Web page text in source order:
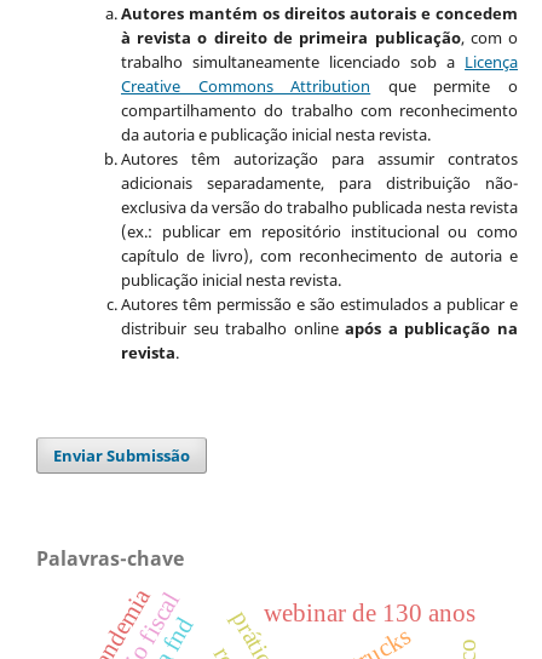
Autores mantém os direitos autorais e concedem
à revista o direito de primeira publicação, com o
trabalho simultaneamente licenciado sob a Licença
Creative Commons Attribution que permite o
compartilhamento do trabalho com reconhecimento
da autoria e publicação inicial nesta revista.
Autores têm autorização para assumir contratos
adicionais separadamente, para distribuição não-
exclusiva da versão do trabalho publicada nesta revista
(ex.: publicar em repositório institucional ou como
capítulo de livro), com reconhecimento de autoria e
publicação inicial nesta revista.
Autores têm permissão e são estimulados a publicar e
distribuir seu trabalho onlineapós a publicação na
revista.
Enviar Submissão
Palavras-chave
webinar de 130 anos
pandemia